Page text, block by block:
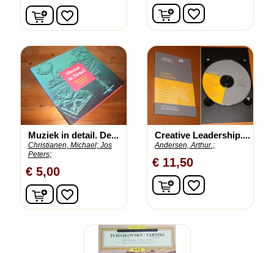
In winkelwagen
favorite_border In winkelwagen
favorite_border
Muziek in detail. De...
Christianen, Michael; Jos
Peters;
€ 5,00
In winkelwagen
favorite_border
Creative Leadership....
Andersen, Arthur.;
€ 11,50
In winkelwagen
favorite_border